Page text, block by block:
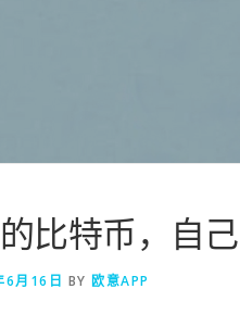
比特币，自己
6月16日 BY 欧意APP